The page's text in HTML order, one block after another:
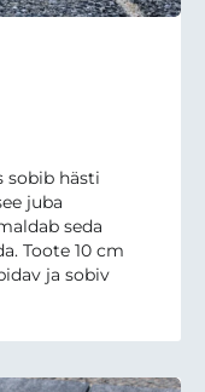
sobib hästi
juba
seda
Toote 10 cm
ja sobiv